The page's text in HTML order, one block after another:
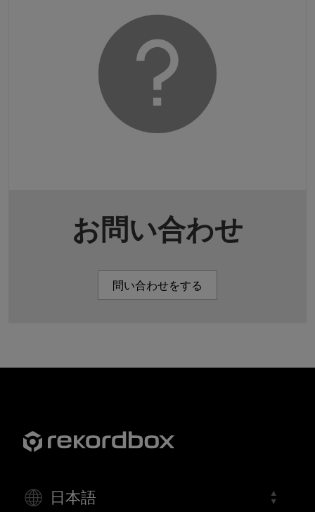
お問い合わせ
問い合わせをする
日本語